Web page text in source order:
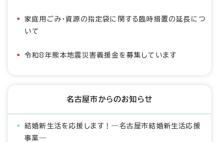
家庭用ごみ・資源の指定袋に関する臨時措置の延長につ
いて
令和8年熊本地震災害義援金を募集しています
名古屋市からのお知らせ
結婚新生活を応援します！―名古屋市結婚新生活応援
事業―